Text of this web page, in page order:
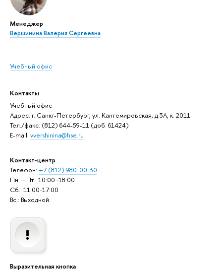
Менеджер
Вершинина Валерия Сергеевна
Учебный офис
Контакты
Учебный офис
Адрес: г. Санкт-Петербург, ул. Кантемировская, д.3А, к. 2011
Тел./факс: (812) 644-59-11 (доб. 61424)
E-mail: vvershinina@hse.ru
Контакт-центр
Телефон: +7 (812) 980-00-30
Пн. – Пт.: 10:00–18:00
Сб.: 11:00-17:00
Вс.: Выходной
Выразительная кнопка